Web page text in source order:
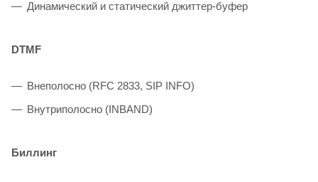
Динамический и статический джиттер-буфер
DTMF
Внеполосно (RFC 2833, SIP INFO)
Внутриполосно (INBAND)
Биллинг